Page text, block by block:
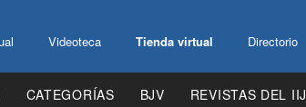
Videoteca Tienda virtual Directorio
CATEGORÍAS BJV REVISTAS DEL IIJ